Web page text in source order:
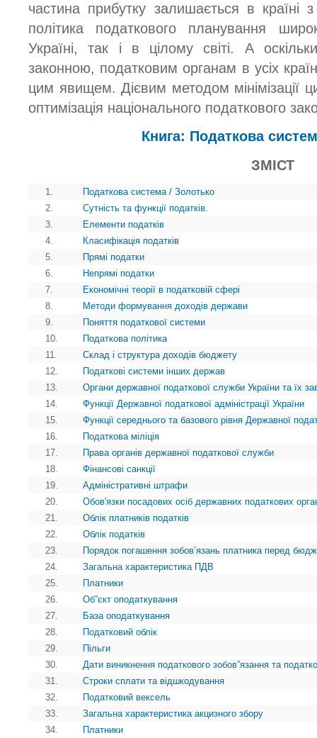
частина прибутку залишається в країні
політика податкового планування
Україні, так і в цілому світі. А
законною, податковим органам в усіх
цим явищем. Дієвим методом мінімізації
оптимізація національного податкового
Книга: Податкова
ЗМІСТ
1.
Податкова система / Золотько
2.
Сутність та функції податків.
3.
Елементи податків
4.
Класифікація податків
5.
Прямі податки
6.
Непрямі податки
7.
Економічні теорії в податковій сфері
8.
Методи формування доходів держави
9.
Поняття податкової системи
10.
Податкова політика
11.
Склад і структура доходів бюджету
12.
Податкові системи інших держав
13.
Органи державної податкової служби України та їх
14.
Функції Державної податкової адміністрації України
15.
Функції середнього та базового рівня Державної
16.
Податкова міліція
17.
Права органів державної податкової служби
18.
Фінансові санкції
19.
Адміністративні штрафи
20.
Обов'язки посадових осіб державних податкових
21.
Облік платників податків
22.
Облік податків
23.
Порядок погашення зобов’язань платника перед
24.
Загальна характеристика ПДВ
25.
Платники
26.
Об”єкт оподаткування
27.
База оподаткування
28.
Податковий облік
29.
Пільги
30.
Дати виникнення податкового зобов”язання та
31.
Строки сплати та відшкодування
32.
Податковий вексель
33.
Загальна характеристика акцизного збору
34.
Платники